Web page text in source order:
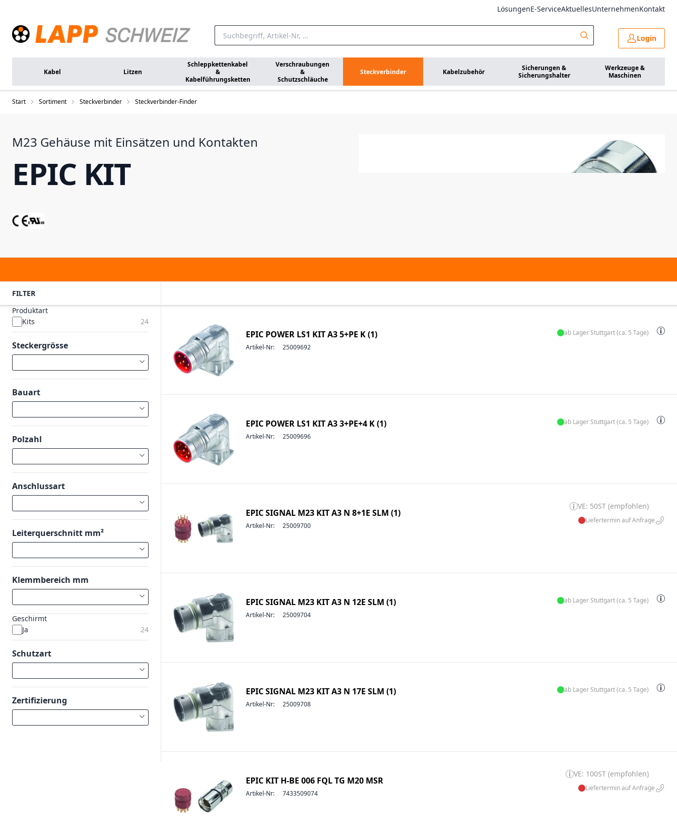
LösungenE-ServiceAktuellesUnternehmenKontakt
Login
Kabel Litzen
Schleppkettenkabel
&
Kabelführungsketten
Verschraubungen
&
Schutzschläuche
Steckverbinder Kabelzubehör
Sicherungen &
Sicherungshalter
Werkzeuge &
Maschinen
Start Sortiment Steckverbinder Steckverbinder-Finder
M23 Gehäuse mit Einsätzen und Kontakten
EPIC KIT
EPIC POWER LS1 KIT A3 5+PE K (1)
Artikel-Nr: 25009692
ab Lager Stuttgart (ca. 5 Tage)
EPIC POWER LS1 KIT A3 3+PE+4 K (1)
Artikel-Nr: 25009696
ab Lager Stuttgart (ca. 5 Tage)
EPIC SIGNAL M23 KIT A3 N 8+1E SLM (1)
Artikel-Nr: 25009700
VE: 50ST (empfohlen)
Liefertermin auf Anfrage
EPIC SIGNAL M23 KIT A3 N 12E SLM (1)
Artikel-Nr: 25009704
ab Lager Stuttgart (ca. 5 Tage)
EPIC SIGNAL M23 KIT A3 N 17E SLM (1)
Artikel-Nr: 25009708
ab Lager Stuttgart (ca. 5 Tage)
EPIC KIT H-BE 006 FQL TG M20 MSR
Artikel-Nr: 7433509074
VE: 100ST (empfohlen)
Liefertermin auf Anfrage
FILTER
Produktart
Kits
24
Steckergrösse
Bauart
Polzahl
Anschlussart
Leiterquerschnitt mm²
Klemmbereich mm
Geschirmt
Ja
24
Schutzart
Zertifizierung